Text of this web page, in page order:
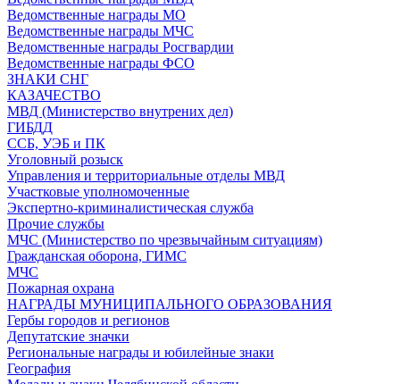
Ведомственные награды МО
Ведомственные награды МЧС
Ведомственные награды Росгвардии
Ведомственные награды ФСО
ЗНАКИ СНГ
КАЗАЧЕСТВО
МВД (Министерство внутрених дел)
ГИБДД
ССБ, УЭБ и ПК
Уголовный розыск
Управления и территориальные отделы МВД
Участковые уполномоченные
Экспертно-криминалистическая служба
Прочие службы
МЧС (Министерство по чрезвычайным ситуациям)
Гражданская оборона, ГИМС
МЧС
Пожарная охрана
НАГРАДЫ МУНИЦИПАЛЬНОГО ОБРАЗОВАНИЯ
Гербы городов и регионов
Депутатские значки
Региональные награды и юбилейные знаки
География